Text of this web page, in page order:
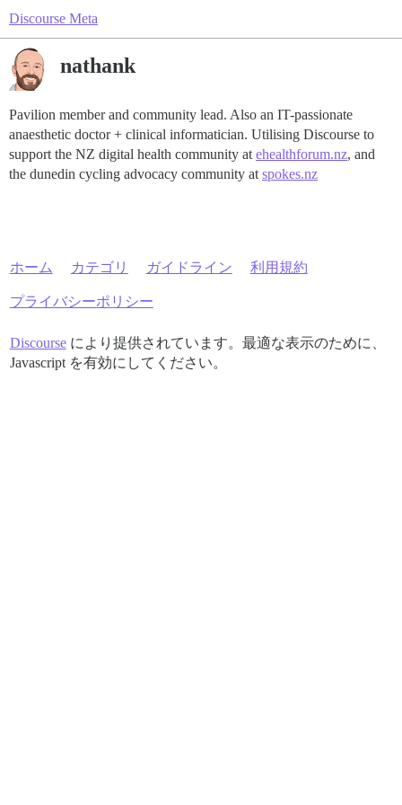
Discourse Meta
nathank
Pavilion member and community lead. Also an IT-passionate
anaesthetic doctor + clinical informatician. Utilising Discourse to
support the NZ digital health community at ehealthforum.nz, and
the dunedin cycling advocacy community at spokes.nz
ホーム カテゴリ ガイドライン 利用規約
プライバシーポリシー
Discourseにより提供されています。最適な表示のために、
Javascript を有効にしてください。